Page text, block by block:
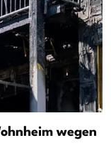
wegen